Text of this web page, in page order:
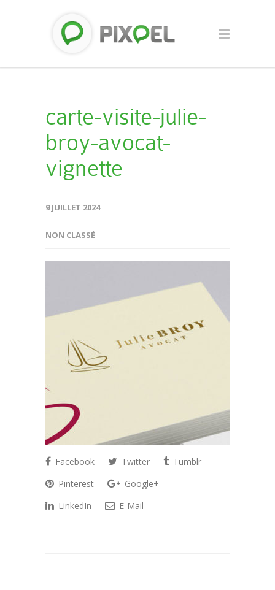
carte-visite-julie-
broy-avocat-
vignette
9 JUILLET 2024
NON CLASSÉ
Facebook Twitter
Tumblr
Pinterest
Google+
LinkedIn
E-Mail